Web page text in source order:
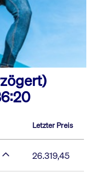
Letzter Preis
26.319,45